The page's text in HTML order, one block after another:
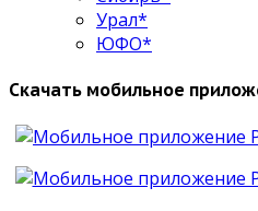
Урал*
ЮФО*
Скачать мобильное